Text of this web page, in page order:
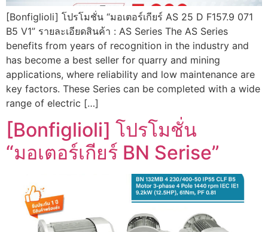
[Bonfiglioli] โปรโมชั่น “มอเตอร์เกียร์ AS 25 D F157.9 071
B5 V1” รายละเอียดสินค้า : AS Series The AS Series
benefits from years of recognition in the industry and
has become a best seller for quarry and mining
applications, where reliability and low maintenance are
key factors. These Series can be completed with a wide
range of electric […]
[Bonfiglioli] โปรโมชั่น
“มอเตอร์เกียร์ BN Serise”